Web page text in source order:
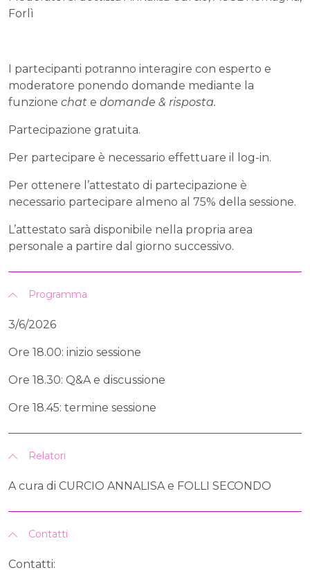
Forlì
I partecipanti potranno interagire con esperto e
moderatore ponendo domande mediante la
funzione chat e domande & risposta.
Partecipazione gratuita.
Per partecipare è necessario effettuare il log-in.
Per ottenere l’attestato di partecipazione è
necessario partecipare almeno al 75% della sessione.
L’attestato sarà disponibile nella propria area
personale a partire dal giorno successivo.
Programma
3/6/2026
Ore 18.00: inizio sessione
Ore 18.30: Q&A e discussione
Ore 18.45: termine sessione
Relatori
A cura di CURCIO ANNALISA e FOLLI SECONDO
Contatti
Contatti: